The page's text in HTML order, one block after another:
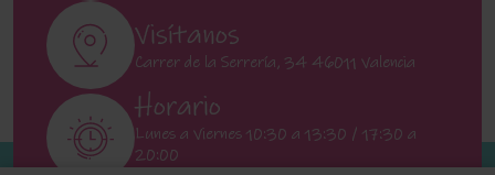
Visítanos
Carrer de la Serrería, 34 46011 Valencia
Horario
Lunes a Viernes 10:30 a 13:30 / 17:30 a
20:00